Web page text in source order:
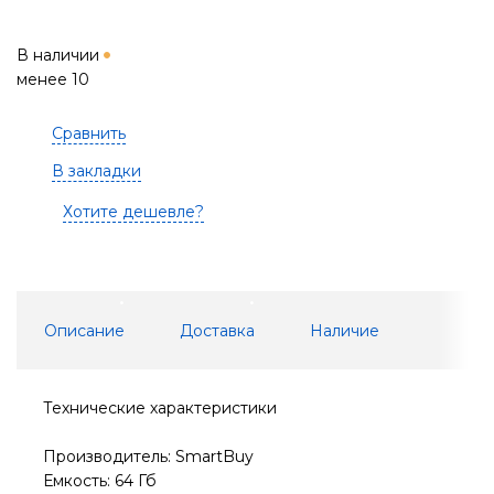
В наличии
менее 10
Сравнить
В закладки
Хотите дешевле?
Описание Доставка Наличие
Технические характеристики
Производитель: SmartBuy
Емкость: 64 Гб